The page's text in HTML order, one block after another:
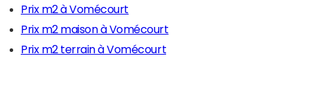
Prix m2 à Vomécourt
Prix m2 maison à Vomécourt
Prix m2 terrain à Vomécourt